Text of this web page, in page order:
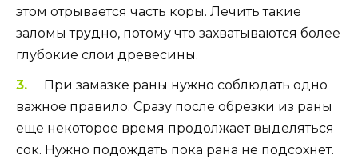
этом отрывается часть коры. Лечить такие
заломы трудно, потому что захватываются более
глубокие слои древесины.
При замазке раны нужно соблюдать одно
важное правило. Сразу после обрезки из раны
еще некоторое время продолжает выделяться
сок. Нужно подождать пока рана не подсохнет.